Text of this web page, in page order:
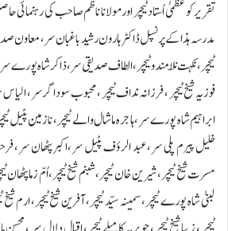
تقریر کو عظمیٰ اُستاد ٹیچر اور مولانا ناظم صاحب کی رہنمائی
مدرسہ ہذا کے پرنسپل ڈاکٹر ہارون رشید باغبان سر ، معاون
ٹیچر، نکہت نلّا مندو ٹیچر، الطاف صدیقی سر ، ذاکر شاہ پورے
فوزیہ شیخ ٹیچر ، فرزانہ نداف ٹیچر ، محبوب سوداگر سر ،
ابراہیم شاہ پورے سر ، ہاجرہ ماشال والے ٹیچر ، نازمین پٹیل
خلیل پیرم پلی سر ، عبد الرؤف پٹیل سر ،اکبر پٹھان سر ،
مسرت شیخ ٹیچر، شیرین خان ٹیچر ، شبنم شیخ ٹیچر، اُمّ زما پٹھان
لبنیٰ شاہ پورے ٹیچر، سمینہ سیّد ٹیچر، آفرین شیخ ٹیچر، ارم شیخ